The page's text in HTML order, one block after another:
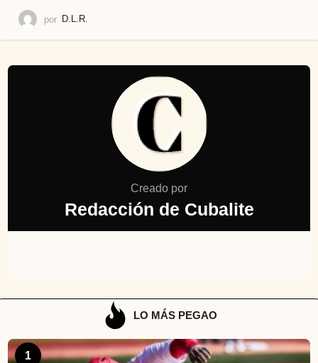
por D.L.R.
Creado por
Redacción de Cubalite
LO MÁS PEGAO
1